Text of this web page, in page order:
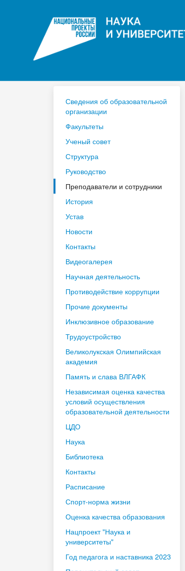
Расписание
Год педагога и наставника 2023
Сведения об образовательной
организации
Факультеты
Ученый совет
Структура
Руководство
Преподаватели и сотрудники
История
Устав
Новости
Контакты
Видеогалерея
Научная деятельность
Противодействие коррупции
Прочие документы
Инклюзивное образование
Трудоустройство
Великолукская Олимпийская
академия
Память и слава ВЛГАФК
Независимая оценка качества
условий осуществления
образовательной деятельности
ЦДО
Наука
Библиотека
Контакты
Расписание
Спорт-норма жизни
Оценка качества образования
Нацпроект "Наука и
университеты"
Год педагога и наставника 2023